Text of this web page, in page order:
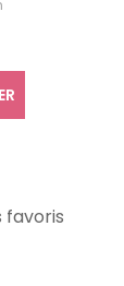
favoris